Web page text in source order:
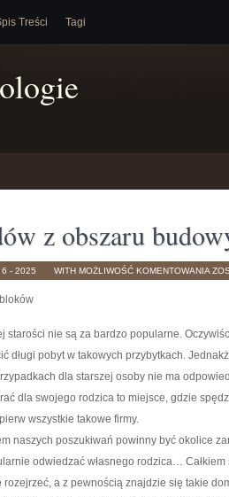
Treści Tagi
z obszaru
- 2025 WITH MOŻLIWOŚĆ KOMENTOWANIA
starości nie są za bardzo popularne.
długi pobyt w takowych przybytkach.
dla starszej osoby nie ma
dla swojego rodzica to miejsce, gdzie
wszystkie takowe firmy.
naszych poszukiwań powinny być okolice
odwiedzać własnego rodzica…
rozejrzeć, a z pewnością znajdzie się takie